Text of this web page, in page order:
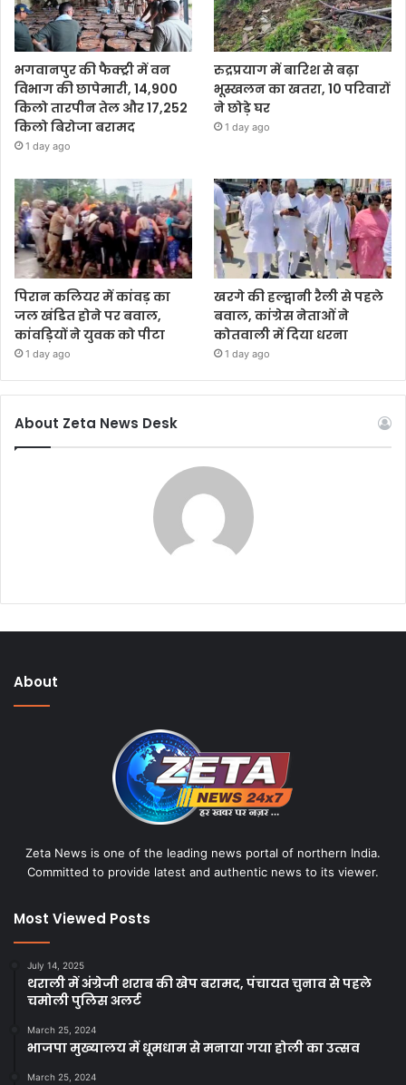
भगवानपुर की फैक्ट्री में वन
विभाग की छापेमारी, 14,900
किलो तारपीन तेल और 17,252
किलो बिरोजा बरामद
1 day ago
रुद्रप्रयाग में बारिश से बढ़ा
भूस्खलन का खतरा, 10 परिवारों
ने छोड़े घर
1 day ago
पिरान कलियर में कांवड़ का
जल खंडित होने पर बवाल,
कांवड़ियों ने युवक को पीटा
1 day ago
खरगे की हल्द्वानी रैली से पहले
बवाल, कांग्रेस नेताओं ने
कोतवाली में दिया धरना
1 day ago
About Zeta News Desk
About
Zeta News is one of the leading news portal of northern India.
Committed to provide latest and authentic news to its viewer.
Most Viewed Posts
July 14, 2025
थराली में अंग्रेजी शराब की खेप बरामद, पंचायत चुनाव से पहले
चमोली पुलिस अलर्ट
March 25, 2024
भाजपा मुख्यालय में धूमधाम से मनाया गया होली का उत्सव
March 25, 2024